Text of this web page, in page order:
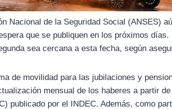
Nacional de la Seguridad Social (ANSES)
que se publiquen en los próximos
sea cercana a esta fecha, según
de movilidad para las jubilaciones y
mensual de los haberes a partir
publicado por el INDEC. Además, como